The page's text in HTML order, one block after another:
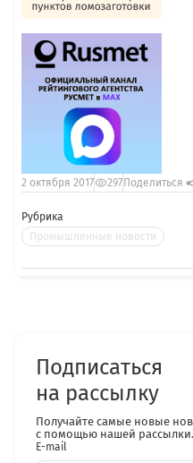
Рубрика
Промышленные новости
2 октября 2017 297 Поделиться
Подписаться
на рассылку
Получайте самые новые
с помощью нашей рассылки.
E-mail